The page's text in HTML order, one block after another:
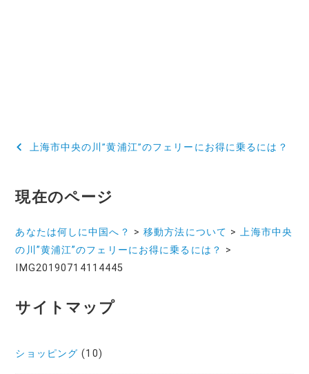
投
ナ
ゲ
ー
ョ
上海市中央の川”黄浦江”のフェリーにお得に乗るには？
現在のページ
あなたは何しに中国へ？ >移動方法について >上海市中央
の川”黄浦江”のフェリーにお得に乗るには？ >
IMG20190714114445
サイトマップ
ショッピング (10)